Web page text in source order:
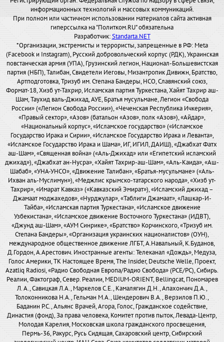
информационных технологий и массовых коммуникаций.
При полном или частичном использовании материалов сайта активная
гиперссылка на "Политком.RU" обязательна
Разработчик:Standarta.NET
*Организации, экстремисты и террористы, запрещенные в РФ: Meta
(Facebook и Instagram), Русский добровольческий корпус (РДК), Украинская
повстанческая армия (УПА), Грузинский легион, Национал-Большевистская
партия (НБП), Талибан, Свидетели Иеговы, Мизантропик Дивижн, Братство,
Артподготовка, Тризуб им. Степана Бандеры, НСО, Славянский союз,
Формат-18, Хизб ут-Тахрир, Исламская партия Туркестана, Хайят Тахрир аш-
Шам, Таухид валь-Джихад, АУЕ, Братья мусульмане, Легион «Свобода
России» («Легион Свобода России»), «Чеченская Республика Ичкерия»,
«Правый сектор», «Азов» (батальон «Азов», полк «Азов»), «Айдар»,
«Национальный корпус», «Исламское государство» («Исламское
Государство Ирака и Сирии», «Исламское Государство Ирака и Леванта»,
«Исламское Государство Ирака и Шама», ИГ, ИГИЛ, ДАИШ), «Джабхат Фатх
аш-Шам», «Священная война» («Аль-Джихад» или «Египетский исламский
джихад»), «Джабхат ан-Нусра», «Хайят Тахрир-аш-Шам», «Аль-Каида», «Аш-
Шабаб», «УНА-УНСО», «Движение Талибан», «Братья-мусульмане» («Аль-
Ихван аль-Муслимун»), «Меджлис крымско-татарского народа», «Хизб ут-
Тахрир», «Имарат Кавказ» («Кавказский Эмират»), «Исламский джихад –
Джамаат моджахедов», «Нурджулар», «Таблиги Джамаат», «Лашкар-И-
Тайба», «Исламская партия Туркестана», «Исламское движение
Узбекистана», «Исламское движение Восточного Туркестана» (ИДВТ),
«Джунд аш-Шам», «АУМ Синрике», «Братство» Корчинского, «Тризуб им.
Степана Бандеры», «Организация украинских националистов» (ОУН),
международное общественное движение ЛГБТ, А.Навальный, К.Буданов,
Д.Гордон, А.Арестович. Иностранные агенты: Телеканал «Дождь», Медуза,
Голос Америки, ТК Настоящее Время, The Insider, Deutsche Welle, Проект,
Azatliq Radiosi, «Радио Свободная Европа/Радио Свобода» (PCE/PC), Сибирь.
Реалии, Фактограф, Север. Реалии, MEDIUM-ORIENT, Bellingcat, Пономарев
Л. А., Савицкая Л.А., Маркелов С.Е., Камалягин Д.Н., Апахончич Д.А.,
Толоконникова Н.А., Гельман М.А., Шендерович В.А., Верзилов П.Ю.,
Баданин Р.С., Альянс Врачей, Агора, Голос, Гражданское содействие,
Династия (фонд), За права человека, Комитет против пыток, Левада-Центр,
Молодая Карелия, Московская школа гражданского просвещения,
Пермь-36, Ракурс, Русь Сидящая, Сахаровский центр, Сибирский